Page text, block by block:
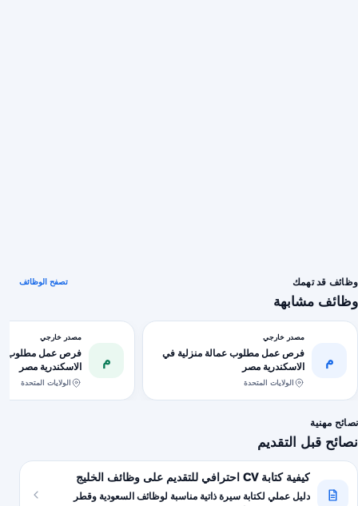
وظائف قد تهمك
وظائف مشابهة
تصفح الوظائف
م
مصدر خارجي
فرص عمل مطلوب عمالة منزلية في
الاسكندرية مصر
الولايات المتحدة
م
مصدر خارجي
فرص عمل مطلوب
الاسكندرية مصر
الولايات المتحدة
نصائح مهنية
نصائح قبل التقديم
كيفية كتابة CV احترافي للتقديم على وظائف الخليج
دليل عملي لكتابة سيرة ذاتية مناسبة لوظائف السعودية وقطر